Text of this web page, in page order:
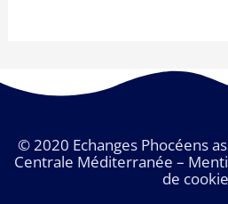
© 2020 Echanges Phocéens
Centrale Méditerranée –
de